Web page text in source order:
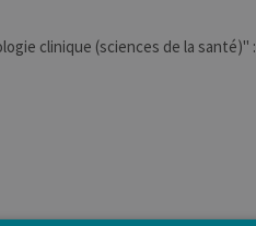
clinique (sciences de la santé)" :